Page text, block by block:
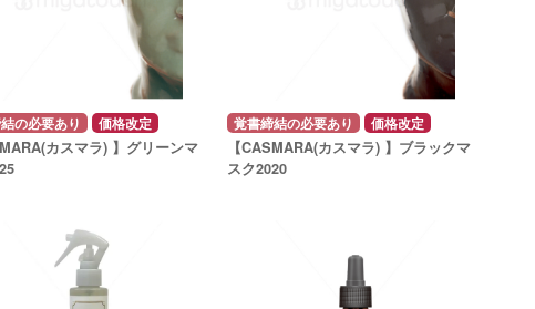
の必要あり
価格改定
カスマラ) 】グリーンマ
覚書締結の必要あり
価格改定
【CASMARA(カスマラ) 】ブラックマ
スク2020